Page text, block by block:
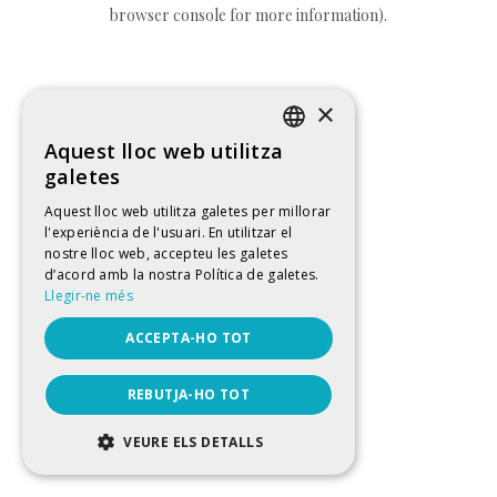
browser console for more information).
ENGLISH
FRENCH
×
Aquest lloc web utilitza
galetes
Aquest lloc web utilitza galetes per millorar
l'experiència de l'usuari. En utilitzar el
nostre lloc web, accepteu les galetes
d’acord amb la nostra Política de galetes.
Llegir-ne més
ACCEPTA-HO TOT
REBUTJA-HO TOT
VEURE ELS DETALLS
ESTRICTAMENT NECESSÀRIES